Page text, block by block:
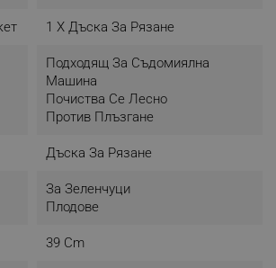
1 Х Дъска За Рязане
Подходящ За Съдомиялна
Машина
Почиства Се Лесно
Против Плъзгане
Дъска За Рязане
За Зеленчуци
Плодове
39 Cm